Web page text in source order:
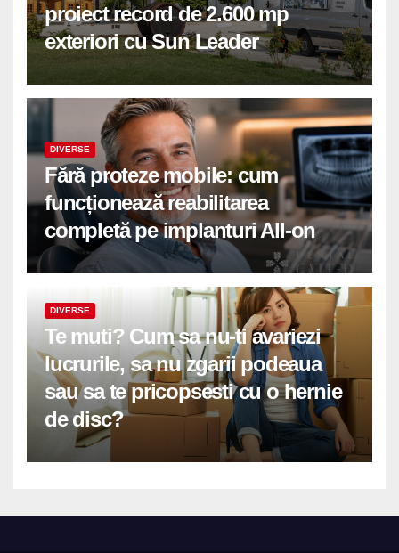
proiect record de 2.600 mp
exteriori cu Sun Leader
DIVERSE
Fără proteze mobile: cum
funcționează reabilitarea
completă pe implanturi All-on
DIVERSE
Te muti? Cum sa nu-ti avariezi
lucrurile, sa nu zgarii podeaua
sau sa te pricopsesti cu o hernie
de disc?